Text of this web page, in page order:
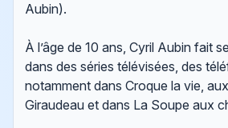
Aubin).
À l’âge de 10 ans, Cyril Aubin fait
dans des séries télévisées, des
notamment dans Croque la vie,
Giraudeau et dans La Soupe aux